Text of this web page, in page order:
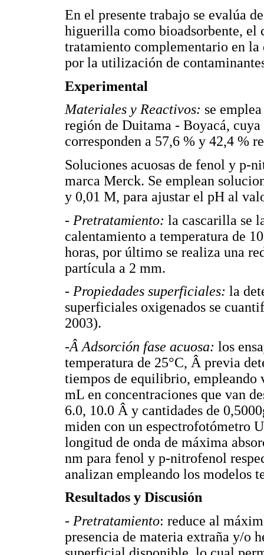
En el presente trabajo se evalúa
higuerilla como bioadsorbente, el
tratamiento complementario en
por la utilización de
Experimental
Materiales y Reactivos: se
región de Duitama - Boyacá,
corresponden a 57,6 % y 42,4 %
Soluciones acuosas de fenol y p-
marca Merck. Se emplean
y 0,01 M, para ajustar el pH al
- Pretratamiento: la cascarilla se
calentamiento a temperatura de
horas, por último se realiza una
partícula a 2 mm.
- Propiedades superficiales: la
superficiales oxigenados se
2003).
-Â Adsorción fase acuosa: los
temperatura de 25°C, Â previa
tiempos de equilibrio, empleando
mL en concentraciones que van
6.0, 10.0 Â y cantidades de
miden con un espectrofotómetro
longitud de onda de máxima
nm para fenol y p-nitrofenol
analizan empleando los modelos
Resultados y Discusión
- Pretratamiento: reduce al
presencia de materia extraña y/o